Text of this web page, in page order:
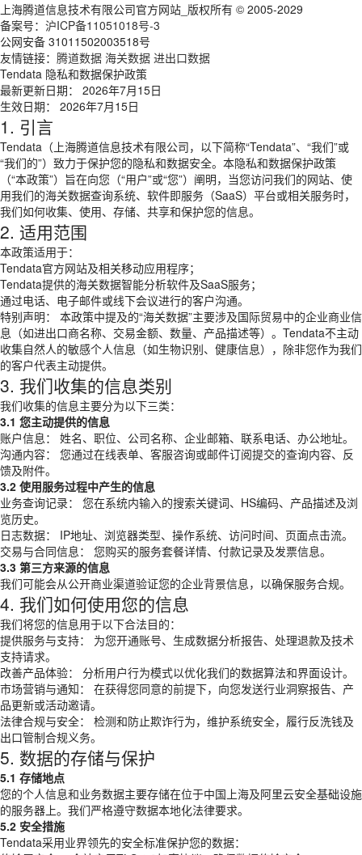
上海腾道信息技术有限公司官方网站_版权所有 © 2005-2029
备案号： 沪ICP备11051018号-3
公网安备 31011502003518号
友情链接： 腾道数据 海关数据 进出口数据
Tendata 隐私和数据保护政策
最新更新日期： 2026年7月15日
生效日期： 2026年7月15日
1. 引言
Tendata（上海腾道信息技术有限公司，以下简称“Tendata”、“我们”或
“我们的”）致力于保护您的隐私和数据安全。本隐私和数据保护政策
（“本政策”）旨在向您（“用户”或“您”）阐明，当您访问我们的网站、使
用我们的海关数据查询系统、软件即服务（SaaS）平台或相关服务时，
我们如何收集、使用、存储、共享和保护您的信息。
2. 适用范围
本政策适用于：
Tendata官方网站及相关移动应用程序；
Tendata提供的海关数据智能分析软件及SaaS服务；
通过电话、电子邮件或线下会议进行的客户沟通。
特别声明： 本政策中提及的“海关数据”主要涉及国际贸易中的企业商业信
息（如进出口商名称、交易金额、数量、产品描述等）。Tendata不主动
收集自然人的敏感个人信息（如生物识别、健康信息），除非您作为我们
的客户代表主动提供。
3. 我们收集的信息类别
我们收集的信息主要分为以下三类：
3.1 您主动提供的信息
账户信息： 姓名、职位、公司名称、企业邮箱、联系电话、办公地址。
沟通内容： 您通过在线表单、客服咨询或邮件订阅提交的查询内容、反
馈及附件。
3.2 使用服务过程中产生的信息
业务查询记录： 您在系统内输入的搜索关键词、HS编码、产品描述及浏
览历史。
日志数据： IP地址、浏览器类型、操作系统、访问时间、页面点击流。
交易与合同信息： 您购买的服务套餐详情、付款记录及发票信息。
3.3 第三方来源的信息
我们可能会从公开商业渠道验证您的企业背景信息，以确保服务合规。
4. 我们如何使用您的信息
我们将您的信息用于以下合法目的：
提供服务与支持： 为您开通账号、生成数据分析报告、处理退款及技术
支持请求。
改善产品体验： 分析用户行为模式以优化我们的数据算法和界面设计。
市场营销与通知： 在获得您同意的前提下，向您发送行业洞察报告、产
品更新或活动邀请。
法律合规与安全： 检测和防止欺诈行为，维护系统安全，履行反洗钱及
出口管制合规义务。
5. 数据的存储与保护
5.1 存储地点
您的个人信息和业务数据主要存储在位于中国上海及阿里云安全基础设施
的服务器上。我们严格遵守数据本地化法律要求。
5.2 安全措施
Tendata采用业界领先的安全标准保护您的数据：